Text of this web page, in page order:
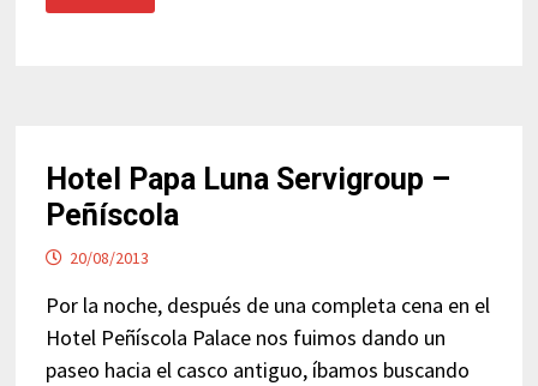
LOUNGE
Hotel Papa Luna Servigroup –
Peñíscola
20/08/2013
Por la noche, después de una completa cena en el
Hotel Peñíscola Palace nos fuimos dando un
paseo hacia el casco antiguo, íbamos buscando